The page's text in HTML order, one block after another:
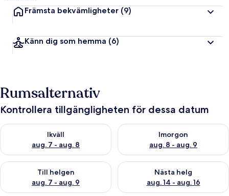
Främsta bekvämligheter (9)
Känn dig som hemma (6)
Rumsalternativ
Kontrollera tillgängligheten för dessa datum
Ikväll
aug. 7 - aug. 8
Kontrollera tillgängligheten för ikväll aug. 7 - aug. 8
Imorgon
aug. 8 - aug. 9
Kontrollera tillgängligheten
Till helgen
aug. 7 - aug. 9
Kontrollera tillgängligheten för den här helgen aug. 7 - aug. 9
Nästa helg
aug. 14 - aug. 16
Kontrollera tillgängligheten